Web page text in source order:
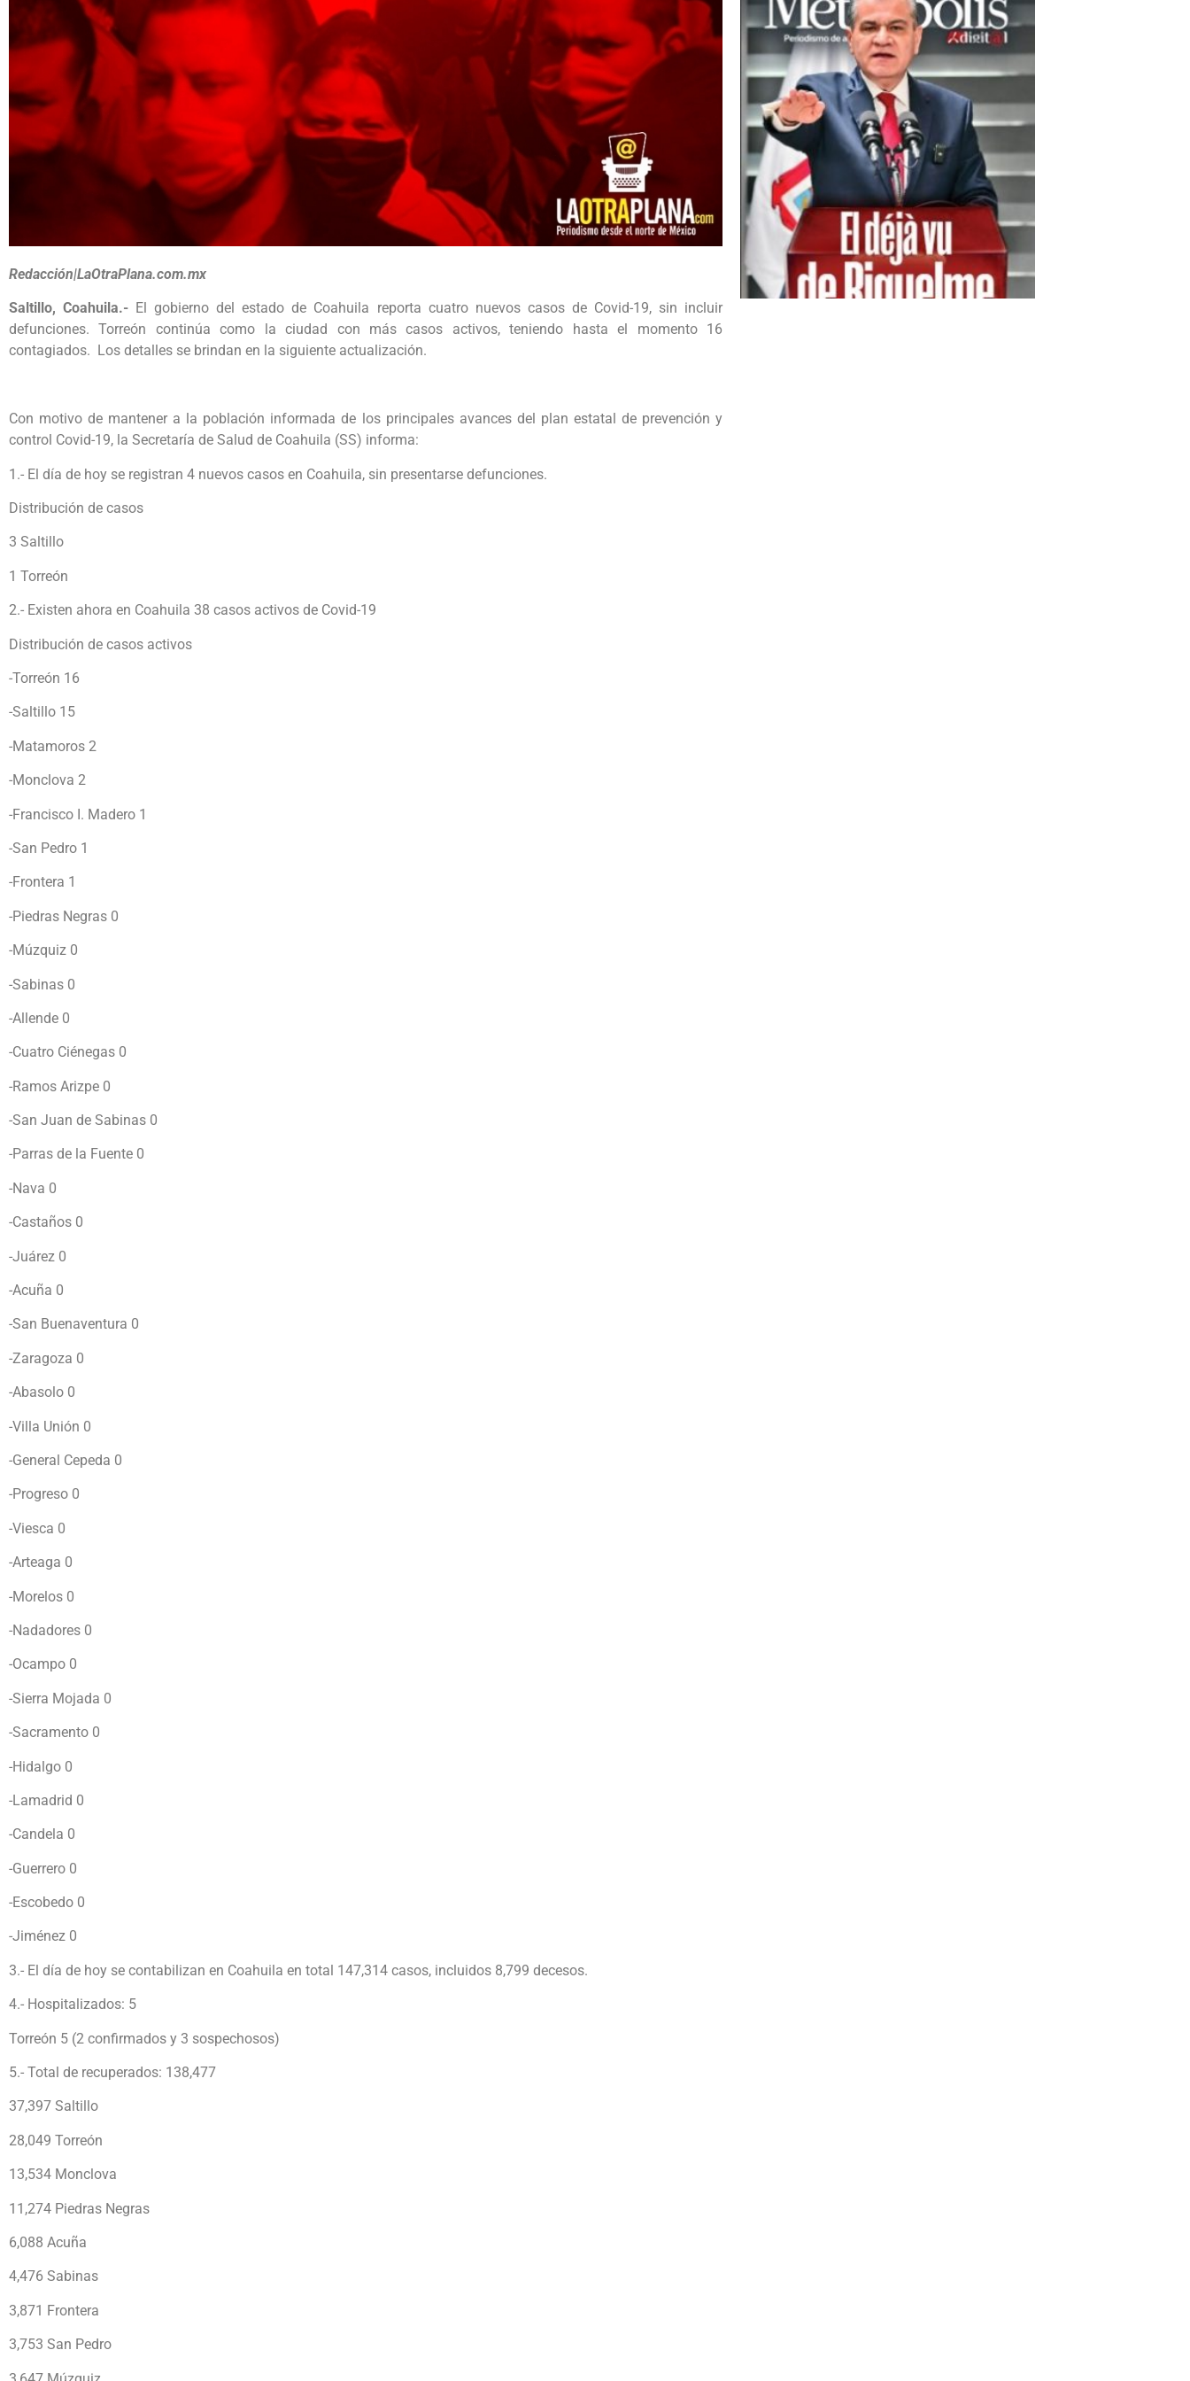
Redacción|LaOtraPlana.com.mx
Saltillo, Coahuila.- El gobierno del estado de Coahuila reporta cuatro nuevos casos de Covid-19, sin incluir
defunciones. Torreón continúa como la ciudad con más casos activos, teniendo hasta el momento 16
contagiados. Los detalles se brindan en la siguiente actualización.
Con motivo de mantener a la población informada de los principales avances del plan estatal de prevención y
control Covid-19, la Secretaría de Salud de Coahuila (SS) informa:
1.- El día de hoy se registran 4 nuevos casos en Coahuila, sin presentarse defunciones.
Distribución de casos
3 Saltillo
1 Torreón
2.- Existen ahora en Coahuila 38 casos activos de Covid-19
Distribución de casos activos
-Torreón 16
-Saltillo 15
-Matamoros 2
-Monclova 2
-Francisco I. Madero 1
-San Pedro 1
-Frontera 1
-Piedras Negras 0
-Múzquiz 0
-Sabinas 0
-Allende 0
-Cuatro Ciénegas 0
-Ramos Arizpe 0
-San Juan de Sabinas 0
-Parras de la Fuente 0
-Nava 0
-Castaños 0
-Juárez 0
-Acuña 0
-San Buenaventura 0
-Zaragoza 0
-Abasolo 0
-Villa Unión 0
-General Cepeda 0
-Progreso 0
-Viesca 0
-Arteaga 0
-Morelos 0
-Nadadores 0
-Ocampo 0
-Sierra Mojada 0
-Sacramento 0
-Hidalgo 0
-Lamadrid 0
-Candela 0
-Guerrero 0
-Escobedo 0
-Jiménez 0
3.- El día de hoy se contabilizan en Coahuila en total 147,314 casos, incluidos 8,799 decesos.
4.- Hospitalizados: 5
Torreón 5 (2 confirmados y 3 sospechosos)
5.- Total de recuperados: 138,477
37,397 Saltillo
28,049 Torreón
13,534 Monclova
11,274 Piedras Negras
6,088 Acuña
4,476 Sabinas
3,871 Frontera
3,753 San Pedro